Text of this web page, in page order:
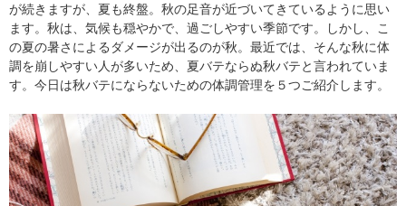
が続きますが、夏も終盤。秋の足音が近づいてきているように思い
ます。秋は、気候も穏やかで、過ごしやすい季節です。しかし、こ
の夏の暑さによるダメージが出るのが秋。最近では、そんな秋に体
調を崩しやすい人が多いため、夏バテならぬ秋バテと言われていま
す。今日は秋バテにならないための体調管理を５つご紹介します。